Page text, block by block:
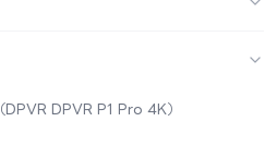
（DPVR DPVR P1 Pro 4K）